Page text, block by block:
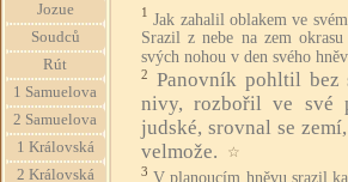
Jozue
Soudců
Rút
1 Samuelova
2 Samuelova
1 Královská
2 Královská
1 Jak zahalil oblakem ve
Srazil z nebe na zem
svých nohou v den svého
2
Panovník pohltil bez
nivy, rozbořil ve své
judské, srovnal se
velmože.
☆
3 V planoucím hněvu srazil